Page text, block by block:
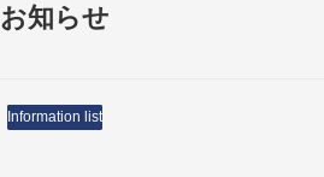
お知らせ
Information list